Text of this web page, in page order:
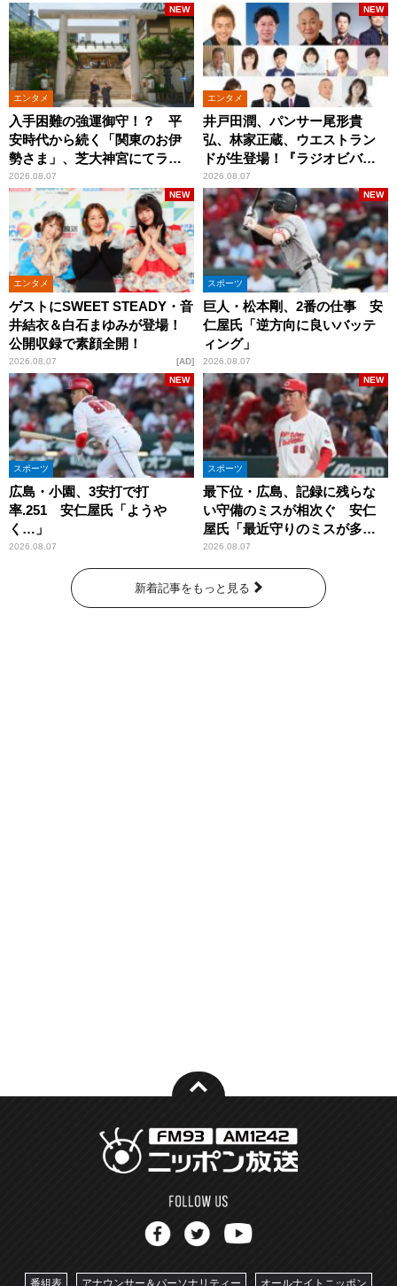
エンタメ
入手困難の強運御守！？ 平
安時代から続く「関東のお伊
勢さま」、芝大神宮にてラン
パンプスが合格祈願！
2026.08.07
NEW
エンタメ
井戸田潤、パンサー尾形貴
弘、林家正蔵、ウエストラン
ドが生登場！『ラジオビバリ
ー昼ズ』
2026.08.07
NEW
エンタメ
ゲストにSWEET STEADY・音
井結衣＆白石まゆみが登場！
公開収録で素顔全開！
2026.08.07
NEW
AD
スポーツ
巨人・松本剛、2番の仕事 安
仁屋氏「逆方向に良いバッテ
ィング」
2026.08.07
NEW
スポーツ
広島・小園、3安打で打
率.251 安仁屋氏「ようや
く…」
2026.08.07
NEW
スポーツ
最下位・広島、記録に残らな
い守備のミスが相次ぐ 安仁
屋氏「最近守りのミスが多
い」
2026.08.07
NEW
新着記事をもっと見る
番組表 アナウンサー＆パーソナリティー オールナイトニッポン